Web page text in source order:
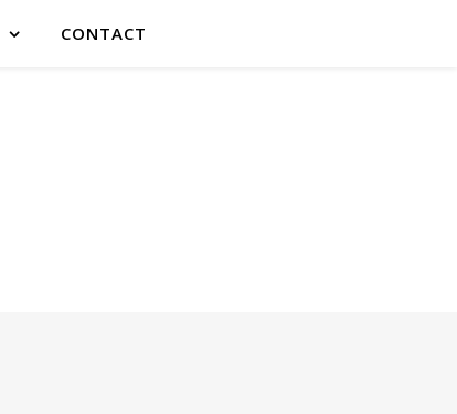
CONTACT